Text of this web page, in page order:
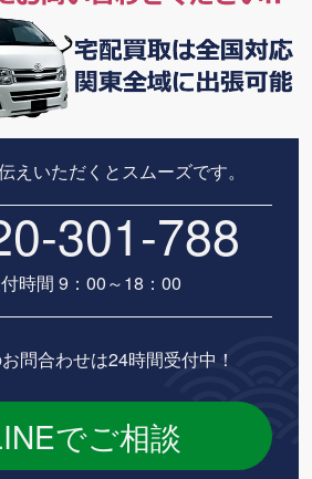
えいただくとスムーズです。
301-788
時間 9：00～18：00
問合わせは24時間受付中！
でご相談